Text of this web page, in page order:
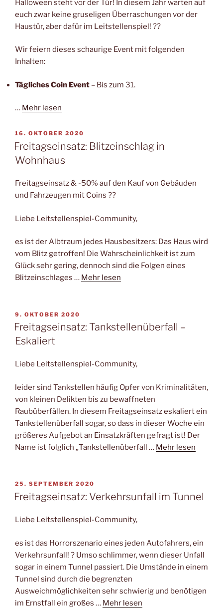
Halloween steht vor der Tür! In diesem Jahr warten auf
euch zwar keine gruseligen Überraschungen vor der
Haustür, aber dafür im Leitstellenspiel! ??
Wir feiern dieses schaurige Event mit folgenden
Inhalten:
Tägliches Coin Event – Bis zum 31.
… Mehr lesen
VERÖFFENTLICHT
AM
16. OKTOBER 2020
Freitagseinsatz: Blitzeinschlag in
Wohnhaus
Freitagseinsatz & -50% auf den Kauf von Gebäuden
und Fahrzeugen mit Coins ??
Liebe Leitstellenspiel-Community,
es ist der Albtraum jedes Hausbesitzers: Das Haus wird
vom Blitz getroffen! Die Wahrscheinlichkeit ist zum
Glück sehr gering, dennoch sind die Folgen eines
Blitzeinschlages … Mehr lesen
VERÖFFENTLICHT
AM
9. OKTOBER 2020
Freitagseinsatz: Tankstellenüberfall –
Eskaliert
Liebe Leitstellenspiel-Community,
leider sind Tankstellen häufig Opfer von Kriminalitäten,
von kleinen Delikten bis zu bewaffneten
Raubüberfällen. In diesem Freitagseinsatz eskaliert ein
Tankstellenüberfall sogar, so dass in dieser Woche ein
größeres Aufgebot an Einsatzkräften gefragt ist! Der
Name ist folglich „Tankstellenüberfall … Mehr lesen
VERÖFFENTLICHT
AM
25. SEPTEMBER 2020
Freitagseinsatz: Verkehrsunfall im Tunnel
Liebe Leitstellenspiel-Community,
es ist das Horrorszenario eines jeden Autofahrers, ein
Verkehrsunfall! ? Umso schlimmer, wenn dieser Unfall
sogar in einem Tunnel passiert. Die Umstände in einem
Tunnel sind durch die begrenzten
Ausweichmöglichkeiten sehr schwierig und benötigen
im Ernstfall ein großes … Mehr lesen